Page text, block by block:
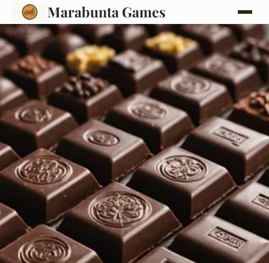
Marabunta Games